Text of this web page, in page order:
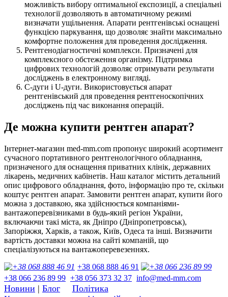
можливість вибору оптимальної експозиції, а спеціальні
технології дозволяють в автоматичному режимі
визначати ущільнення. Апарати рентгенівські оснащені
функцією паркування, що дозволяє знайти максимально
комфортне положення для проведення дослідження.
Рентгенодіагностичні комплекси. Призначені для
комплексного обстеження організму. Підтримка
цифрових технологій дозволяє отримувати результати
досліджень в електронному вигляді.
C-дуги і U-дуги. Використовується апарат
рентгенівський для проведення рентгеноскопічних
досліджень під час виконання операцій.
Де можна купити рентген апарат?
Інтернет-магазин med-mm.com пропонує широкий асортимент
сучасного портативного рентгенологічного обладнання,
призначеного для оснащення приватних клінік, державних
лікарень, медичних кабінетів. Наш каталог містить детальний
опис цифрового обладнання, фото, інформацію про те, скільки
коштує рентген апарат. Замовити рентген апарат, купити його
можна з доставкою, яка здійснюється компаніями-
вантажоперевізниками в будь-який регіон України,
включаючи такі міста, як Дніпро (Дніпропетровськ),
Запоріжжя, Харків, а також, Київ, Одеса та інші. Визначити
вартість доставки можна на сайті компаній, що
спеціалізуються на вантажоперевезеннях.
+38 068 888 46 91
+38 066 236 89 99 +38 056 373 32 37 info@med-mm.com
Новини | Блог
Політика